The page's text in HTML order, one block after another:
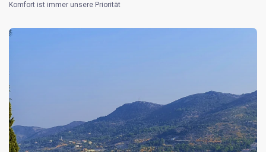
Komfort ist immer unsere Priorität